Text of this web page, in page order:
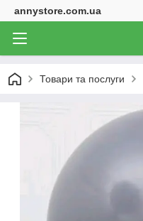
annystore.com.ua
Товари та послуги